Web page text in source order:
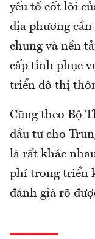
yếu tố cốt lõi
địa phương
chung và nền
cấp tỉnh phục
triển đô thị
Cũng theo Bộ
đầu tư cho
là rất khác
phí trong triển
đánh giá rõ